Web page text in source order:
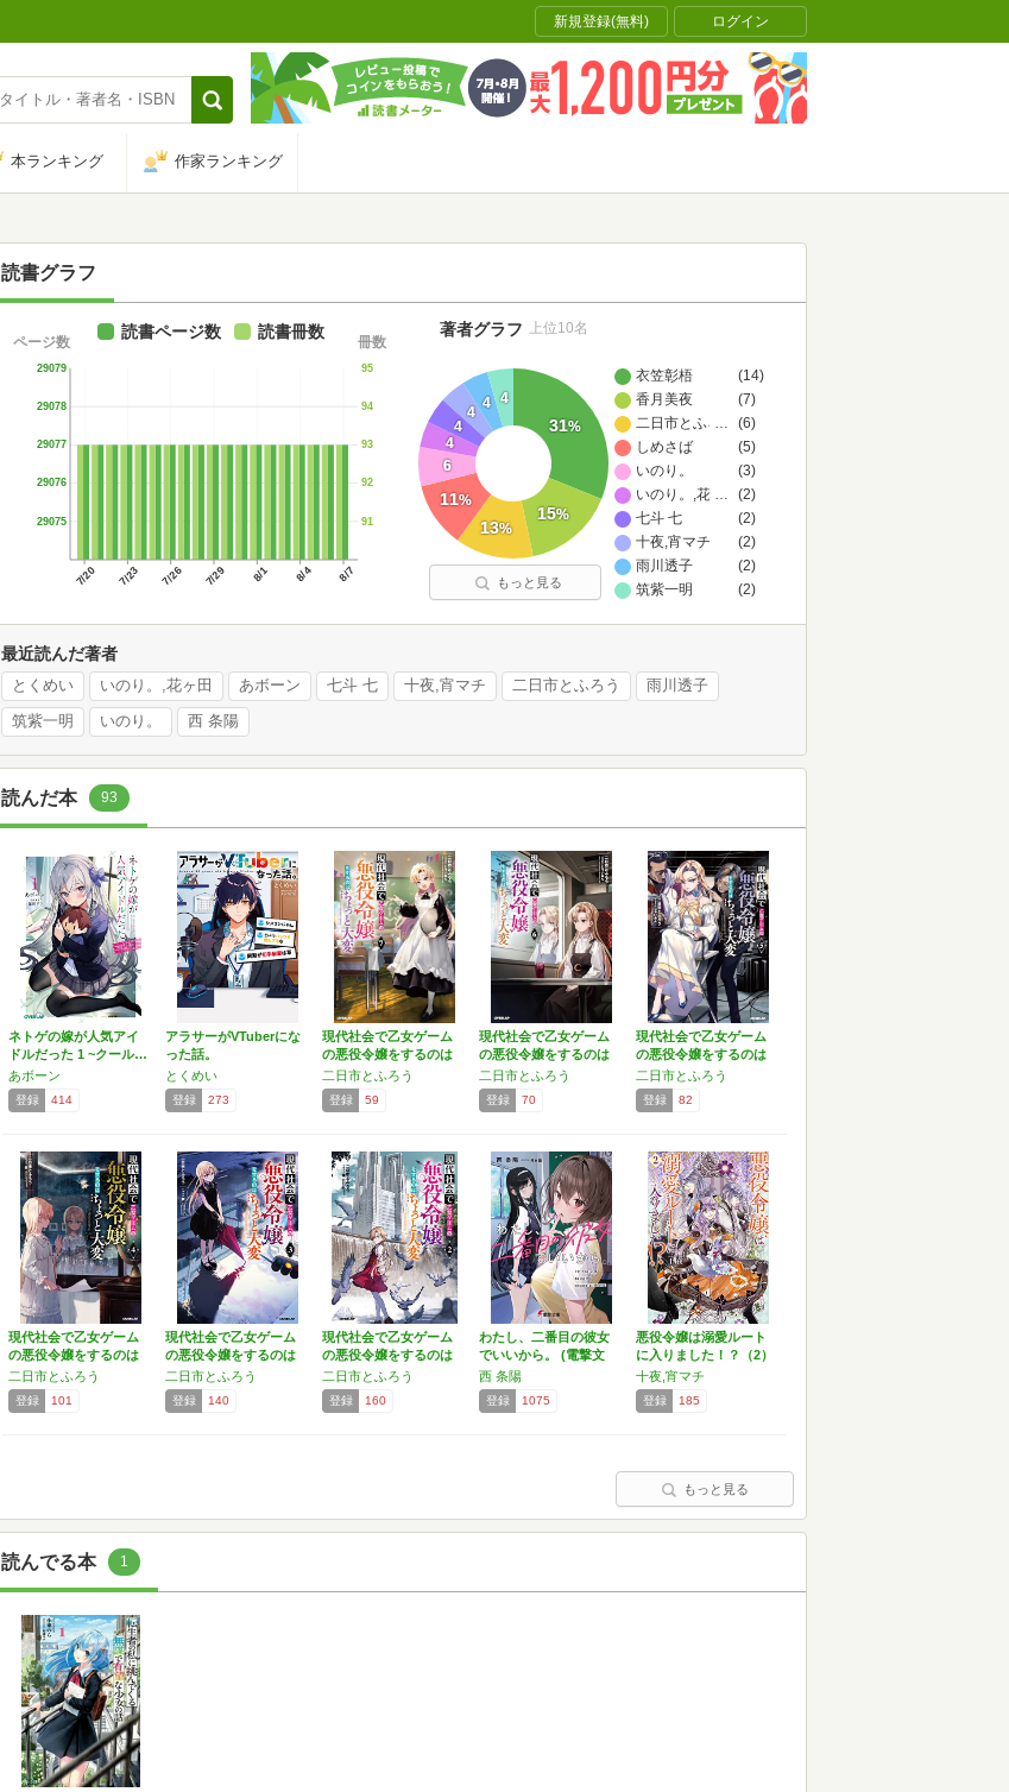
新規登録(無料) ログイン
本ランキング 作家ランキング
読書グラフ
7/20 7/23 7/26 7/29 8/1 8/4 8/7
29075
29076
29077
29078
29079
ページ数
91
92
93
94
95
冊数
読書ページ数 読書冊数
衣笠彰梧
(14)
香月美夜
(7)
二日市とふろう
(6)
…
しめさば
(5)
いのり。
(3)
いのり。,花ヶ田(2)
…
七斗 七
(2)
十夜,宵マチ
(2)
雨川透子
(2)
筑紫一明
(2)
31%
15%
13%
11%
6
4
4
4
4 4
著者グラフ 上位10名
もっと見る
最近読んだ著者
とくめい いのり。,花ヶ田 あボーン 七斗 七 十夜,宵マチ 二日市とふろう 雨川透子
筑紫一明 いのり。 西 条陽
読んだ本 93
ネトゲの嫁が人気アイ
ドルだった 1 ~クール…
あボーン
登録 414
アラサーがVTuberにな
った話。
とくめい
登録 273
現代社会で乙女ゲーム
の悪役令嬢をするのは
ちょ…
二日市とふろう
登録 59
現代社会で乙女ゲーム
の悪役令嬢をするのは
ちょ…
二日市とふろう
登録 70
現代社会で乙女ゲーム
の悪役令嬢をするのは
ちょ…
二日市とふろう
登録 82
現代社会で乙女ゲーム
の悪役令嬢をするのは
ちょ…
二日市とふろう
登録 101
現代社会で乙女ゲーム
の悪役令嬢をするのは
ちょ…
二日市とふろう
登録 140
現代社会で乙女ゲーム
の悪役令嬢をするのは
ちょ…
二日市とふろう
登録 160
わたし、二番目の彼女
でいいから。 (電撃文
庫)
西 条陽
登録 1075
悪役令嬢は溺愛ルート
に入りました！？（2）
…
十夜,宵マチ
登録 185
もっと見る
読んでる本 1